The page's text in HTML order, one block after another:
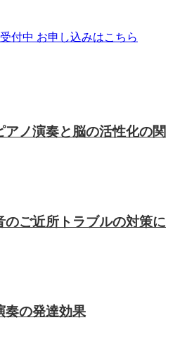
アノ演奏と脳の活性化の関
のご近所トラブルの対策に
奏の発達効果